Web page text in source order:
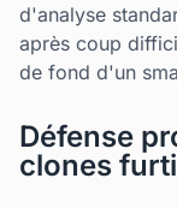
d'analyse
après coup
de fond d'un
Défense
clones